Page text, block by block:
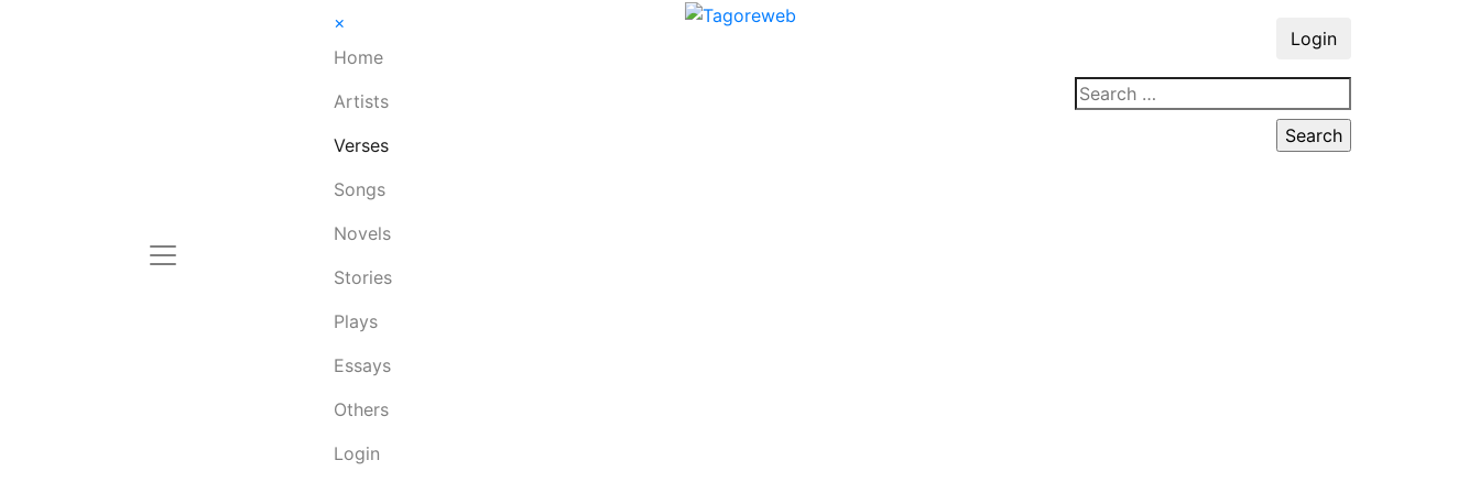
×
Home
Artists
Verses
Songs
Novels
Stories
Plays
Essays
Others
Login
Login